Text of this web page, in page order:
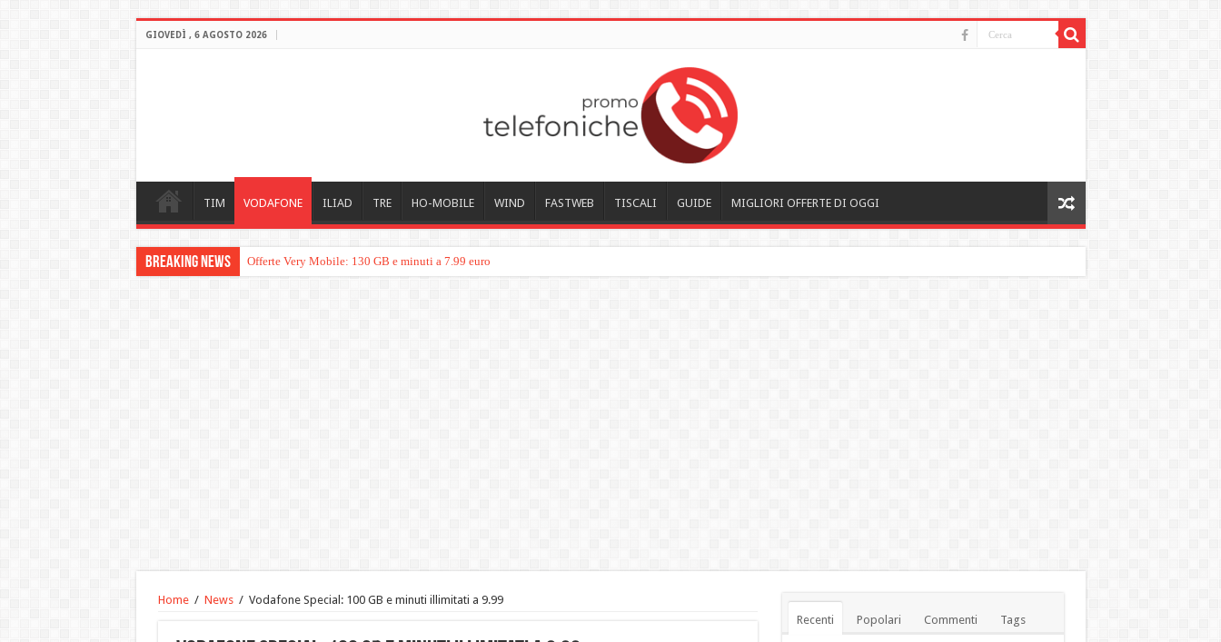
GIOVEDÌ , 6 AGOSTO 2026
TIM VODAFONE ILIAD TRE HO-MOBILE WIND FASTWEB TISCALI GUIDE MIGLIORI OFFERTE DI OGGI
Breaking News Offerte Very Mobile: 130 GB e minuti a 7.99 euro
Home / News / Vodafone Special: 100 GB e minuti illimitati a 9.99
Recenti Popolari Commenti Tags